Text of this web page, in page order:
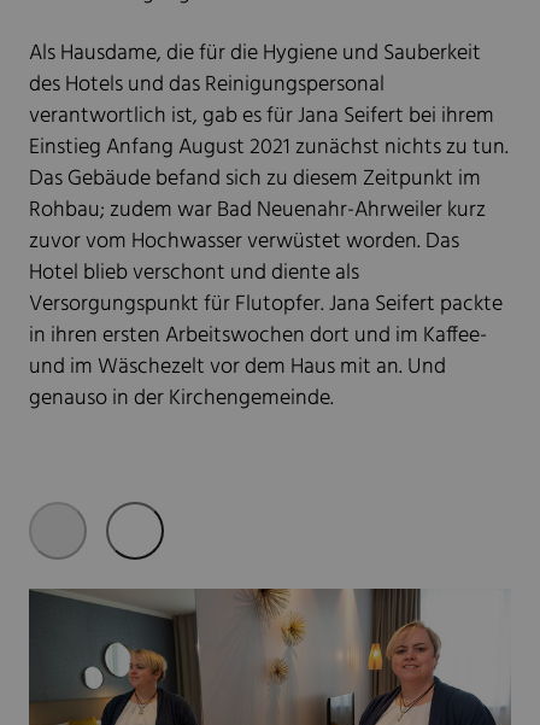
Als Hausdame, die für die Hygiene und Sauberkeit
des Hotels und das Reinigungspersonal
verantwortlich ist, gab es für Jana Seifert bei ihrem
Einstieg Anfang August 2021 zunächst nichts zu tun.
Das Gebäude befand sich zu diesem Zeitpunkt im
Rohbau; zudem war Bad Neuenahr-Ahrweiler kurz
zuvor vom Hochwasser verwüstet worden. Das
Hotel blieb verschont und diente als
Versorgungspunkt für Flutopfer. Jana Seifert packte
in ihren ersten Arbeitswochen dort und im Kaffee-
und im Wäschezelt vor dem Haus mit an. Und
genauso in der Kirchengemeinde.